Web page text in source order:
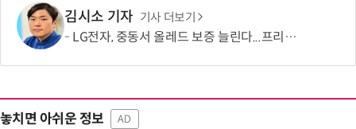
김시소 기자 기사 더보기
LG전자, 중동서 올레드 보증 늘린다...프리미엄 '자신감'
놓치면 아쉬운 정보 AD